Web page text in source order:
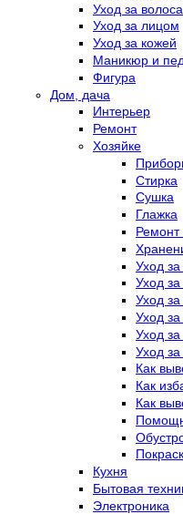
Уход за
Уход за лицом
Уход за кожей
Маникюр и
Фигура
Дом, дача
Интерьер
Ремонт
Хозяйке
Стирка
Сушка
Глажка
Уход
Уход
Уход за
Уход
Уход
Уход за
Как
Как
Как
Кухня
Бытовая
Электроника